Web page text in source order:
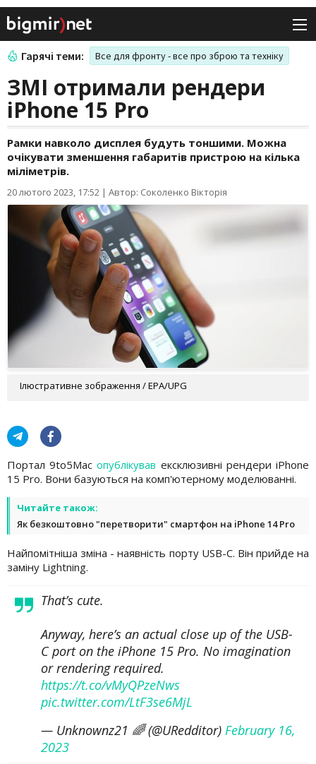
Гарячі теми: Все для фронту - все про зброю та техніку
ЗМІ отримали рендери
iPhone 15 Pro
Рамки навколо дисплея будуть тоншими. Можна
очікувати зменшення габаритів пристрою на кілька
міліметрів.
20 лютого 2023, 17:52 | Автор: Соколенко Вікторія
Ілюстративне зображення / EPA/UPG
Портал 9to5Macопублікував ексклюзивні рендери iPhone
15 Pro. Вони базуються на комп'ютерному моделюванні.
Читайте також:
Як безкоштовно "перетворити" смартфон на iPhone 14 Pro
Найпомітніша зміна - наявність порту USB-C. Він прийде на
заміну Lightning.
That’s cute.
Anyway, here’s an actual close up of the USB-
C port on the iPhone 15 Pro. No imagination
or rendering required.
https://t.co/vMyQPzeNws
pic.twitter.com/LtF3se6MjL
— Unknownz21 🌈 (@URedditor) February 16,
2023